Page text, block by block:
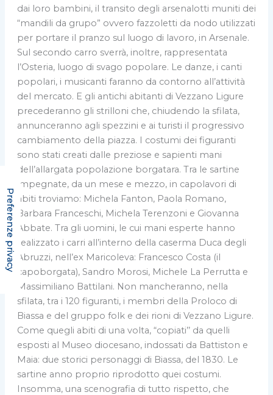
dai loro bambini, il transito degli arsenalotti muniti dei
“mandili da grupo” ovvero fazzoletti da nodo utilizzati
per portare il pranzo sul luogo di lavoro, in Arsenale.
Sul secondo carro sverrà, inoltre, rappresentata
l’Osteria, luogo di svago popolare. Le danze, i canti
popolari, i musicanti faranno da contorno all’attività
del mercato. E gli antichi abitanti di Vezzano Ligure
precederanno gli strilloni che, chiudendo la sfilata,
annunceranno agli spezzini e ai turisti il progressivo
cambiamento della piazza. I costumi dei figuranti
sono stati creati dalle preziose e sapienti mani
dell’allargata popolazione borgatara. Tra le sartine
impegnate, da un mese e mezzo, in capolavori di
abiti troviamo: Michela Fanton, Paola Romano,
Barbara Franceschi, Michela Terenzoni e Giovanna
Abbate. Tra gli uomini, le cui mani esperte hanno
realizzato i carri all’interno della caserma Duca degli
Abruzzi, nell’ex Maricoleva: Francesco Costa (il
capoborgata), Sandro Morosi, Michele La Perrutta e
Massimiliano Battilani. Non mancheranno, nella
sfilata, tra i 120 figuranti, i membri della Proloco di
Biassa e del gruppo folk e dei rioni di Vezzano Ligure.
Come quegli abiti di una volta, “copiati’’ da quelli
esposti al Museo diocesano, indossati da Battiston e
Maia: due storici personaggi di Biassa, del 1830. Le
sartine anno proprio riprodotto quei costumi.
Insomma, una scenografia di tutto rispetto, che